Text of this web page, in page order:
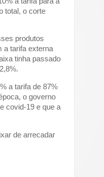
total, o corte
produtos
a tarifa externa
tinha passado
a tarifa de 87%
o governo
covid-19 e que a
de arrecadar